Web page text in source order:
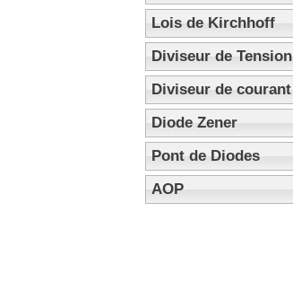
Lois de Kirchhoff
Diviseur de Tension
Diviseur de courant
Diode Zener
Pont de Diodes
AOP